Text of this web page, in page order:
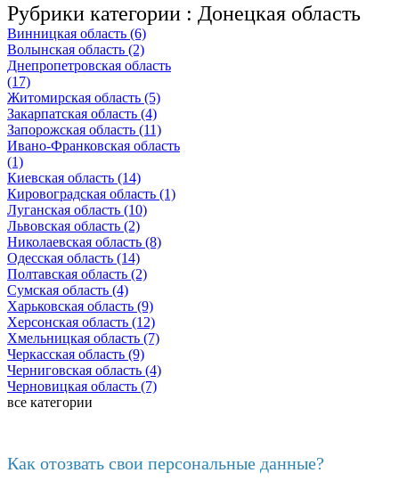
Рубрики категории : Донецкая область
Винницкая область (6)
Волынская область (2)
Днепропетровская область
(17)
Житомирская область (5)
Закарпатская область (4)
Запорожская область (11)
Ивано-Франковская область
(1)
Киевская область (14)
Кировоградская область (1)
Луганская область (10)
Львовская область (2)
Николаевская область (8)
Одесская область (14)
Полтавская область (2)
Сумская область (4)
Харьковская область (9)
Херсонская область (12)
Хмельницкая область (7)
Черкасская область (9)
Черниговская область (4)
Черновицкая область (7)
все категории
Как отозвать свои персональные данные?